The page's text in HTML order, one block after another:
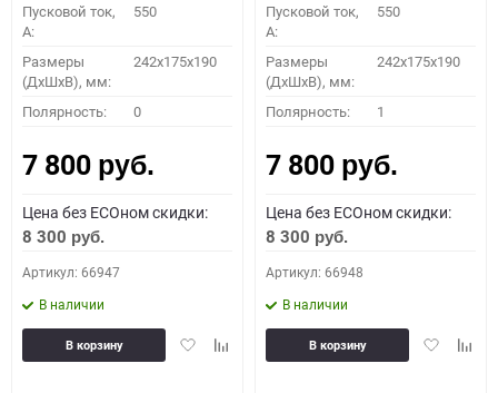
ПОДОБРАТЬ
Как определить полярность?
0 - обратная 1 - прямая 3 - обратная 4 - прямая
Пусковой ток,
A:
550
Размеры
(ДхШхВ), мм:
242x175x190
Полярность: 0
7 800 руб.
Цена без ECOном скидки:
8 300 руб.
Артикул: 66947
В наличии
ДобавитьДобавить
В корзину
Пусковой ток,
A:
550
Размеры
(ДхШхВ), мм:
242x175x190
Полярность: 1
7 800 руб.
Цена без ECOном скидки:
8 300 руб.
Артикул: 66948
В наличии
Добавить
В корзину